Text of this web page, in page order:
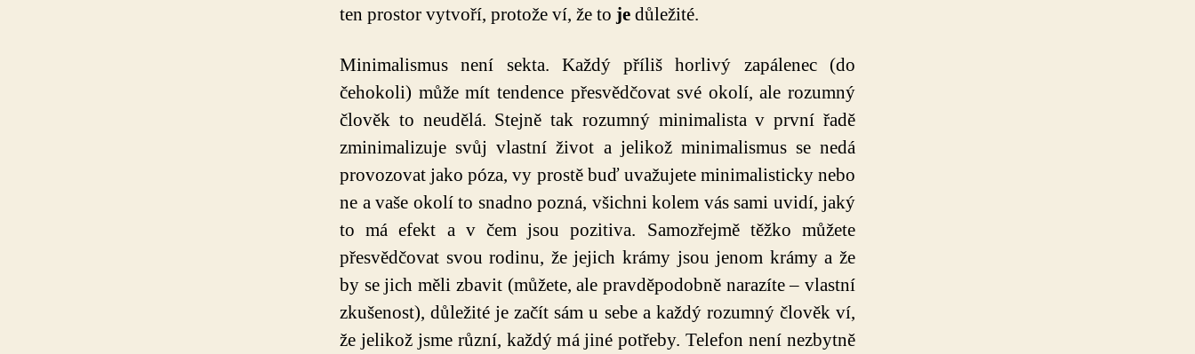
ten prostor vytvoří, protože ví, že to jedůležité.
Minimalismus není sekta. Každý příliš horlivý zapálenec (do
čehokoli) může mít tendence přesvědčovat své okolí, ale rozumný
člověk to neudělá. Stejně tak rozumný minimalista v první řadě
zminimalizuje svůj vlastní život a jelikož minimalismus se nedá
provozovat jako póza, vy prostě buď uvažujete minimalisticky nebo
ne a vaše okolí to snadno pozná, všichni kolem vás sami uvidí, jaký
to má efekt a v čem jsou pozitiva. Samozřejmě těžko můžete
přesvědčovat svou rodinu, že jejich krámy jsou jenom krámy a že
by se jich měli zbavit (můžete, ale pravděpodobně narazíte – vlastní
zkušenost), důležité je začít sám u sebe a každý rozumný člověk ví,
že jelikož jsme různí, každý má jiné potřeby. Telefon není nezbytně